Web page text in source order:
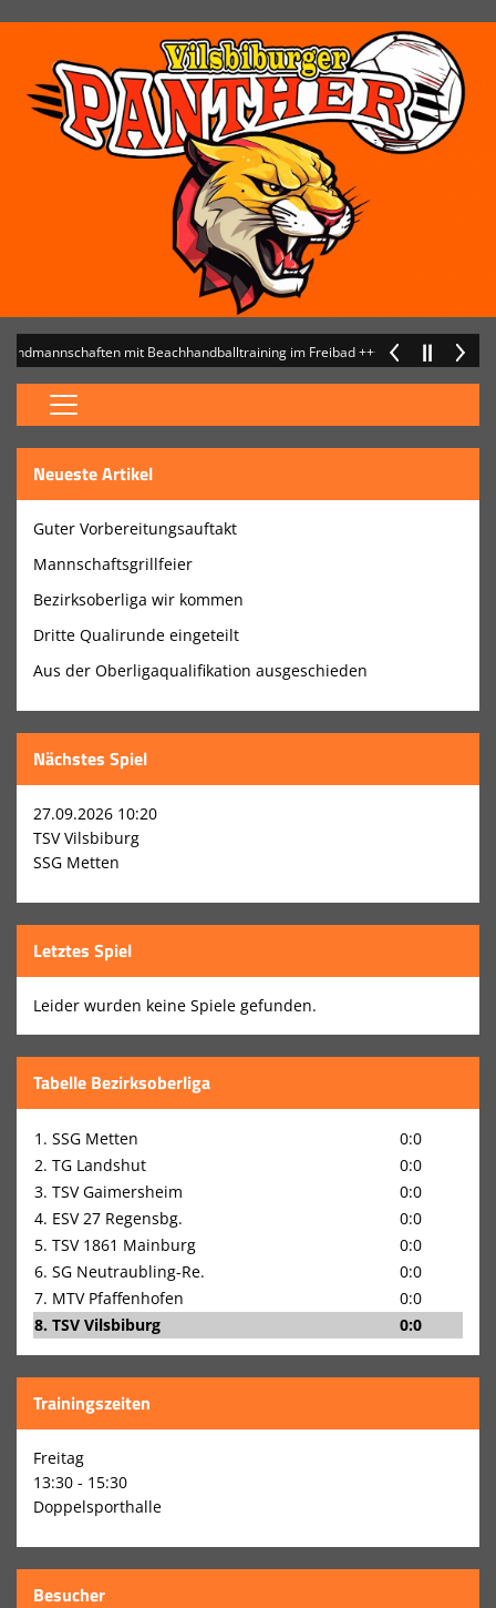
mit Beachhandballtraining im Freibad +++ +++
Home
Kontaktformular
Männliche Jugend
Weibliche Jugend
Schiedsrichter
Trainingszeiten
Heimspielplan
Spielplan
Internationaler Panthercup
Trainer
Funktionäre
Spielstätten
Download: Anträge & Formulare
Historische Tabellen
Neueste Artikel
Guter Vorbereitungsauftakt
Mannschaftsgrillfeier
Bezirksoberliga wir kommen
Dritte Qualirunde eingeteilt
Aus der Oberligaqualifikation ausgeschieden
Nächstes Spiel
27.09.2026 10:20
TSV Vilsbiburg
SSG Metten
Letztes Spiel
Leider wurden keine Spiele gefunden.
Tabelle Bezirksoberliga
1. SSG Metten
0:0
2. TG Landshut
0:0
3. TSV Gaimersheim
0:0
4. ESV 27 Regensbg.
0:0
5. TSV 1861 Mainburg
0:0
6. SG Neutraubling-Re.
0:0
7. MTV Pfaffenhofen
0:0
8. TSV Vilsbiburg
0:0
Trainingszeiten
Freitag
13:30 - 15:30
Doppelsporthalle
Besucher